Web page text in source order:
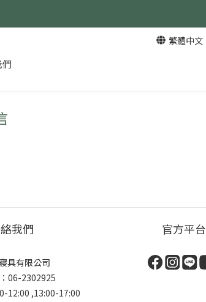
繁體中文
我們
具有限公司
06-2302925
12:00 ,13:00-17:00
官方平台